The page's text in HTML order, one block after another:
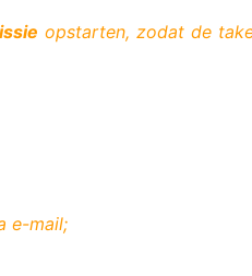
opstarten, zodat de
e-mail;